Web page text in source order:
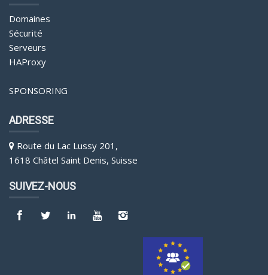
Domaines
Sécurité
Serveurs
HAProxy
SPONSORING
ADRESSE
Route du Lac Lussy 201,
1618 Châtel Saint Denis, Suisse
SUIVEZ-NOUS